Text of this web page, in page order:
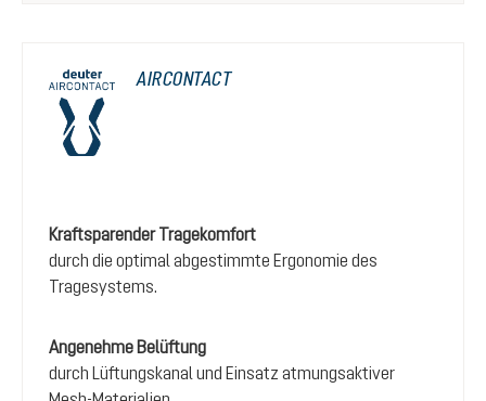
AIRCONTACT
Kraftsparender Tragekomfort
durch die optimal abgestimmte Ergonomie des
Tragesystems.
Angenehme Belüftung
durch Lüftungskanal und Einsatz atmungsaktiver